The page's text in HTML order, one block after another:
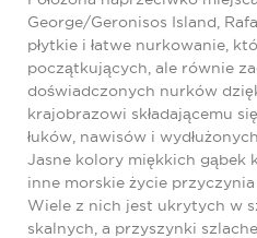
George/Geronisos Island,
płytkie i łatwe nurkowanie,
początkujących, ale równie
doświadczonych nurków
krajobrazowi składającemu
łuków, nawisów i
Jasne kolory miękkich gąbek
inne morskie życie
Wiele z nich jest ukrytych w
skalnych, a przyszynki